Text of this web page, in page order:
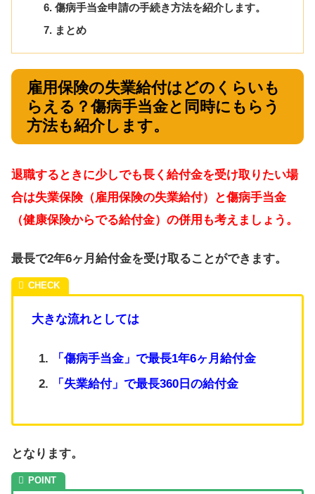
傷病手当金申請の手続き方法を紹介します。
まとめ
雇用保険の失業給付はどのくらいも
らえる？傷病手当金と同時にもらう
方法も紹介します。
退職するときに少しでも長く給付金を受け取りたい場
合は失業保険（雇用保険の失業給付）と傷病手当金
（健康保険からでる給付金）の併用も考えましょう。
最長で2年6ヶ月給付金を受け取ることができます。
大きな流れとしては
「傷病手当金」で最長1年6ヶ月給付金
「失業給付」で最長360日の給付金
となります。